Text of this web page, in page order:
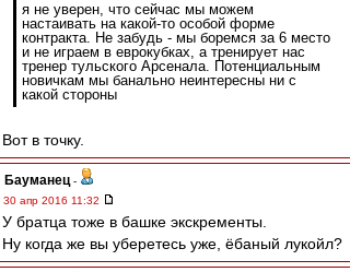
я не уверен, что сейчас мы можем
настаивать на какой-то особой форме
контракта. Не забудь - мы боремся за 6 место
и не играем в еврокубках, а тренирует нас
тренер тульского Арсенала. Потенциальным
новичкам мы банально неинтересны ни с
какой стороны
Вот в точку.
Бауманец -
30 апр 2016 11:32
У братца тоже в башке экскременты.
Ну когда же вы уберетесь уже, ёбаный лукойл?